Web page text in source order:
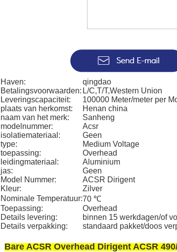
Haven:
qingdao
Betalingsvoorwaarden: L/C,T/T,Western Union
Leveringscapaciteit:
100000 Meter/meter per
plaats van herkomst:
Henan china
naam van het merk:
Sanheng
modelnummer:
Acsr
isolatiemateriaal:
Geen
type:
Medium Voltage
toepassing:
Overhead
leidingmateriaal:
Aluminium
jas:
Geen
Model Nummer:
ACSR Dirigent
Kleur:
Zilver
Nominale Temperatuur:70 ℃
Toepassing:
Overhead
Details levering:
binnen 15 werkdagen/of
Details verpakking:
standaard pakket/doos
Bare ACSR Overhead Dirigent ACSR